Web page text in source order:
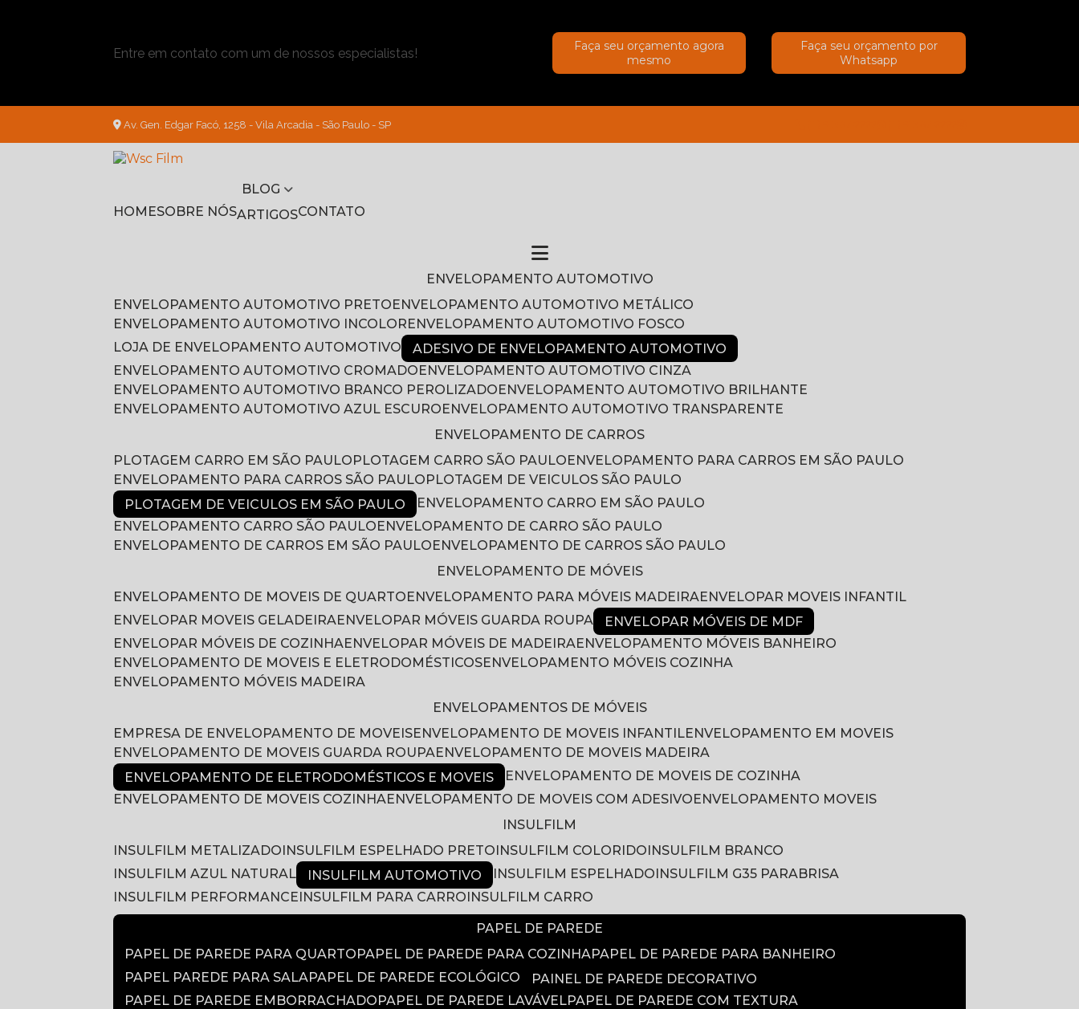
Entre em contato com um de nossos especialistas!
Faça seu orçamento agora
mesmo
Faça seu orçamento por
Whatsapp
Av. Gen. Edgar Facó, 1258 - Vila Arcadia - São Paulo - SP
HOME SOBRE NÓS
BLOG
ARTIGOS
CONTATO
ENVELOPAMENTO AUTOMOTIVO
ENVELOPAMENTO AUTOMOTIVO PRETO
ENVELOPAMENTO AUTOMOTIVO METÁLICO
ENVELOPAMENTO AUTOMOTIVO INCOLOR
ENVELOPAMENTO AUTOMOTIVO FOSCO
LOJA DE ENVELOPAMENTO AUTOMOTIVO
ADESIVO DE ENVELOPAMENTO AUTOMOTIVO
ENVELOPAMENTO AUTOMOTIVO CROMADO
ENVELOPAMENTO AUTOMOTIVO CINZA
ENVELOPAMENTO AUTOMOTIVO BRANCO PEROLIZADO
ENVELOPAMENTO AUTOMOTIVO BRILHANTE
ENVELOPAMENTO AUTOMOTIVO AZUL ESCURO
ENVELOPAMENTO AUTOMOTIVO TRANSPARENTE
ENVELOPAMENTO DE CARROS
PLOTAGEM CARRO EM SÃO PAULO
PLOTAGEM CARRO SÃO PAULO
ENVELOPAMENTO PARA CARROS EM SÃO PAULO
ENVELOPAMENTO PARA CARROS SÃO PAULO
PLOTAGEM DE VEICULOS SÃO PAULO
PLOTAGEM DE VEICULOS EM SÃO PAULO
ENVELOPAMENTO CARRO EM SÃO PAULO
ENVELOPAMENTO CARRO SÃO PAULO
ENVELOPAMENTO DE CARRO SÃO PAULO
ENVELOPAMENTO DE CARROS EM SÃO PAULO
ENVELOPAMENTO DE CARROS SÃO PAULO
ENVELOPAMENTO DE MÓVEIS
ENVELOPAMENTO DE MOVEIS DE QUARTO
ENVELOPAMENTO PARA MÓVEIS MADEIRA
ENVELOPAR MOVEIS INFANTIL
ENVELOPAR MOVEIS GELADEIRA
ENVELOPAR MÓVEIS GUARDA ROUPA
ENVELOPAR MÓVEIS DE MDF
ENVELOPAR MÓVEIS DE COZINHA
ENVELOPAR MÓVEIS DE MADEIRA
ENVELOPAMENTO MÓVEIS BANHEIRO
ENVELOPAMENTO DE MOVEIS E ELETRODOMÉSTICOS
ENVELOPAMENTO MÓVEIS COZINHA
ENVELOPAMENTO MÓVEIS MADEIRA
ENVELOPAMENTOS DE MÓVEIS
EMPRESA DE ENVELOPAMENTO DE MOVEIS
ENVELOPAMENTO DE MOVEIS INFANTIL
ENVELOPAMENTO EM MOVEIS
ENVELOPAMENTO DE MOVEIS GUARDA ROUPA
ENVELOPAMENTO DE MOVEIS MADEIRA
ENVELOPAMENTO DE ELETRODOMÉSTICOS E MOVEIS
ENVELOPAMENTO DE MOVEIS DE COZINHA
ENVELOPAMENTO DE MOVEIS COZINHA
ENVELOPAMENTO DE MOVEIS COM ADESIVO
ENVELOPAMENTO MOVEIS
INSULFILM
INSULFILM METALIZADO INSULFILM ESPELHADO PRETO INSULFILM COLORIDO INSULFILM BRANCO
INSULFILM AZUL NATURAL
INSULFILM AUTOMOTIVO INSULFILM ESPELHADO INSULFILM G35 PARABRISA
INSULFILM PERFORMANCE INSULFILM PARA CARRO INSULFILM CARRO
PAPEL DE PAREDE
PAPEL DE PAREDE PARA QUARTO
PAPEL DE PAREDE PARA COZINHA PAPEL DE PAREDE PARA BANHEIRO
PAPEL PAREDE PARA SALA PAPEL DE PAREDE ECOLÓGICO
PAINEL DE PAREDE DECORATIVO
PAPEL DE PAREDE EMBORRACHADO
PAPEL DE PAREDE LAVÁVEL PAPEL DE PAREDE COM TEXTURA